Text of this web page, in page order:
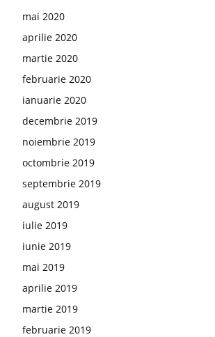
mai 2020
aprilie 2020
martie 2020
februarie 2020
ianuarie 2020
decembrie 2019
noiembrie 2019
octombrie 2019
septembrie 2019
august 2019
iulie 2019
iunie 2019
mai 2019
aprilie 2019
martie 2019
februarie 2019